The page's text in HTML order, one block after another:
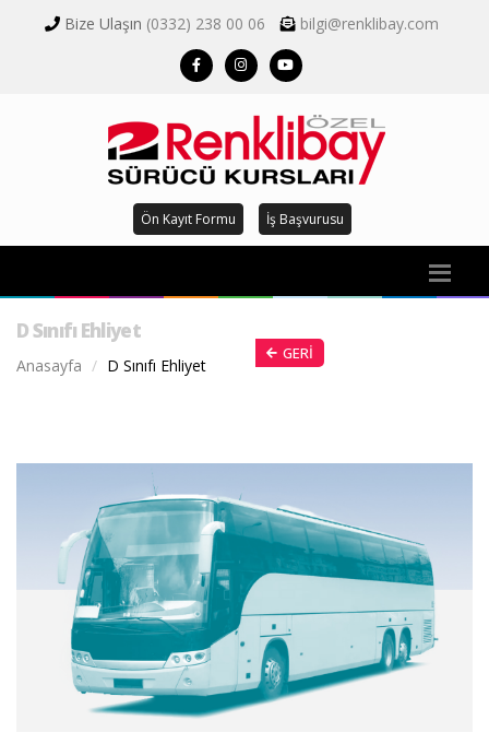
Bize Ulaşın (0332) 238 00 06 bilgi@renklibay.com
Ön Kayıt Formu İş Başvurusu
D Sınıfı Ehliyet
Anasayfa D Sınıfı Ehliyet
GERI